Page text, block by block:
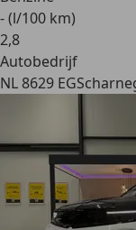
- (l/100 km)
2,8
Autobedrijf
NL 8629 EG